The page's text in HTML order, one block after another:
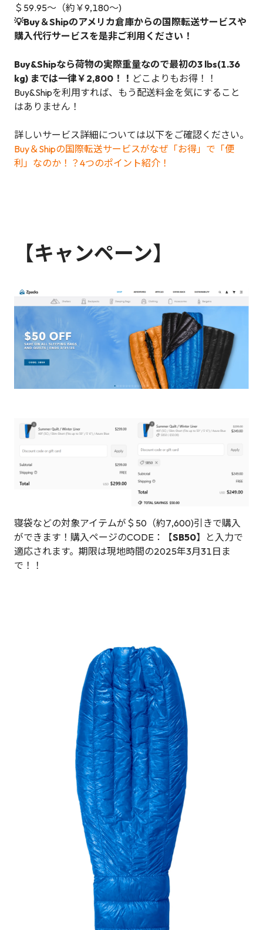
＄59.95～（約￥9,180～)
💡Buy＆Shipのアメリカ倉庫からの国際転送サービスや
購入代行サービスを是非ご利用ください！
Buy&Shipなら荷物の実際重量なので最初の3 lbs(1.36
kg) までは一律￥2,800！！ どこよりもお得！！
Buy&Shipを利用すれば、もう配送料金を気にすること
はありません！
詳しいサービス詳細については以下をご確認ください。
Buy＆Shipの国際転送サービスがなぜ「お得」で「便
利」なのか！？4つのポイント紹介！
【キャンペーン】
寝袋などの対象アイテムが＄50（約7,600)引きで購入
ができます！購入ページのCODE：【SB50】と入力で
適応されます。期限は現地時間の2025年3月31日ま
で！！